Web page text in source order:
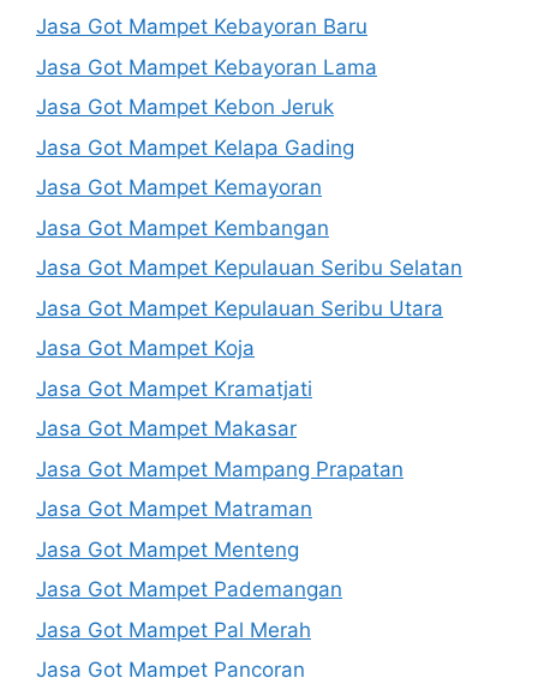
Jasa Got Mampet Kebayoran Baru
Jasa Got Mampet Kebayoran Lama
Jasa Got Mampet Kebon Jeruk
Jasa Got Mampet Kelapa Gading
Jasa Got Mampet Kemayoran
Jasa Got Mampet Kembangan
Jasa Got Mampet Kepulauan Seribu Selatan
Jasa Got Mampet Kepulauan Seribu Utara
Jasa Got Mampet Koja
Jasa Got Mampet Kramatjati
Jasa Got Mampet Makasar
Jasa Got Mampet Mampang Prapatan
Jasa Got Mampet Matraman
Jasa Got Mampet Menteng
Jasa Got Mampet Pademangan
Jasa Got Mampet Pal Merah
Jasa Got Mampet Pancoran